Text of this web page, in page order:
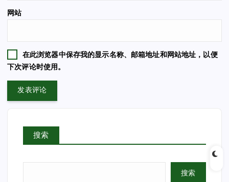
网站
在此浏览器中保存我的显示名称、邮箱地址和网站地址，以便
下次评论时使用。
搜索
搜索